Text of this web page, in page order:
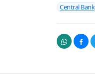
Central Bank